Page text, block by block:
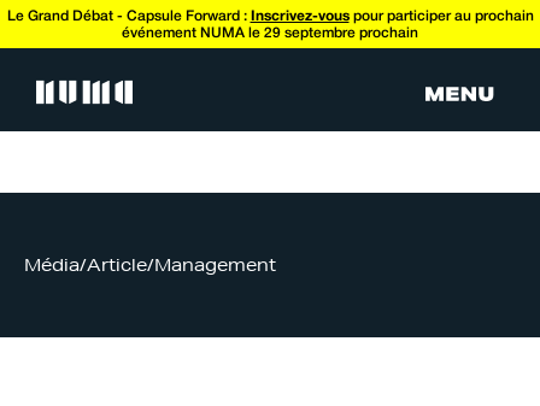
Le Grand Débat - Capsule Forward : Inscrivez-vouspour participer au prochain
événement NUMA le 29 septembre prochain
Média/Article/Management